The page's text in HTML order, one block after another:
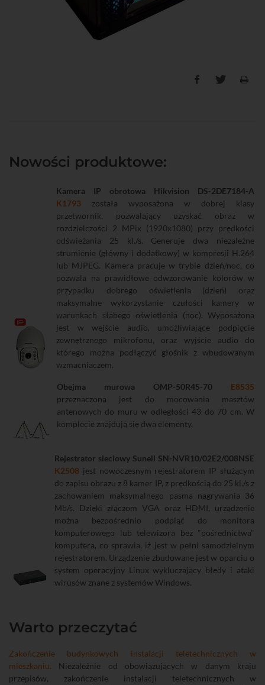
Nowości produktowe:
Kamera IP obrotowa Hikvision DS-2DE7184-A
K1793 została wyposażona w dobrej klasy
przetwornik, pozwalający uzyskać obraz w
rozdzielczości 2 MPix (1920x1080) przy prędkości
odświeżania 25 kl./s. Generuje dwa niezależne
strumienie (główny i dodatkowy) w kompresji H.264
lub MJPEG. Kamera pracuje w trybie dzień/noc, co
pozwala na prawidłowe odwzorowanie kolorów w
przypadku dobrego oświetlenia (dzień) oraz
maksymalne wykorzystanie czułości kamery w
warunkach słabego oświetlenia (noc). Wyposażona
jest w wejście audio, umożliwiające podpięcie
zewnętrznego mikrofonu, oraz wyjście audio do
którego można podłączyć głośnik z wbudowanym
wzmacniaczem.
Obejma murowa OMP-50R45-70 E8535
przeznaczona jest do mocowania masztów
antenowych do muru w odległości 43 do 70 cm. W
komplecie znajdują się dwa elementy.
Rejestrator sieciowy Sunell SN-NVR10/02E2/008NSE
K2508 jest nowoczesnym rejestratorem IP służącym
do zapisu obrazu z 8 kamer IP, z prędkością do 25 kl./s z
zachowaniem maksymalnego pasma nagrywania 36
Mb/s. Dzięki złączom VGA oraz HDMI, urządzenie
można bezpośrednio podpiąć do monitora
komputerowego lub telewizora bez "pośrednictwa"
komputera, co sprawia, iż jest w pełni samodzielnym
rejestratorem. Urządzenie zbudowane jest w oparciu o
system operacyjny Linux wykluczający błędy i ataki
wirusów znane z systemów Windows.
Warto przeczytać
Zakończenie budynkowych instalacji teletechnicznych w
mieszkaniu. Niezależnie od obowiązujących w danym kraju
przepisów, zakończenie instalacji teletechnicznych w